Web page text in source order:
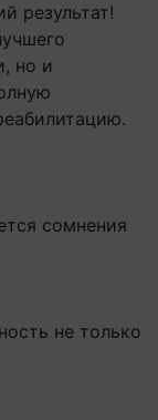
результат!
но и
сомнения
не только